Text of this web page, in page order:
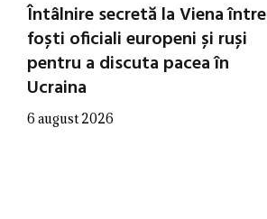
Întâlnire secretă la Viena între
foști oficiali europeni și ruși
pentru a discuta pacea în
Ucraina
6 august 2026